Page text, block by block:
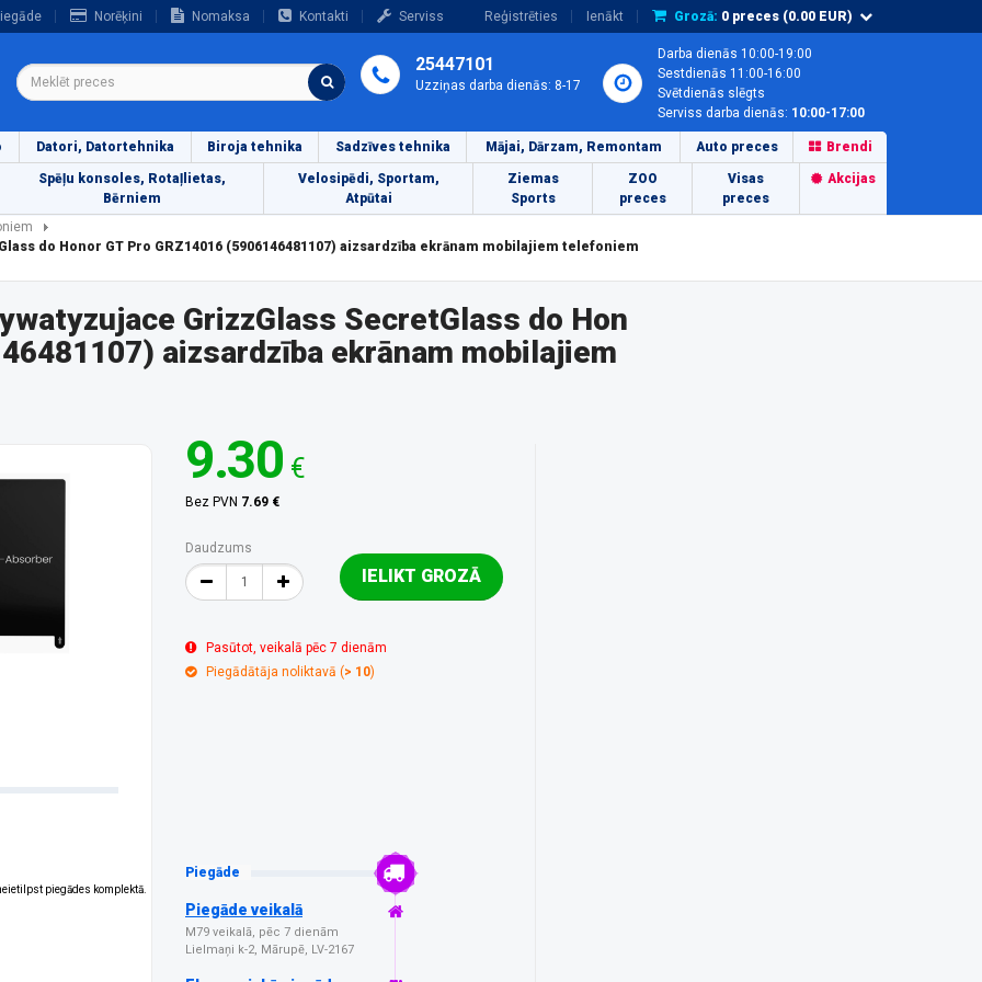
Norēķini Nomaksa Kontakti Serviss Reģistrēties Ienākt Grozā: 0 preces (0.00 EUR)
25447101
Uzziņas darba dienās: 8-17
Darba dienās 10:00-19:00
Sestdienās 11:00-16:00
Svētdienās slēgts
Serviss darba dienās: 10:00-17:00
Datori, Datortehnika Biroja tehnika Sadzīves tehnika Mājai, Dārzam, Remontam Auto preces Brendi
Spēļu konsoles, Rotaļlietas,
Bērniem
Velosipēdi, Sportam,
Atpūtai
Ziemas
Sports
ZOO
preces
Visas
preces
Akcijas
do Honor GT Pro GRZ14016 (5906146481107) aizsardzība ekrānam mobilajiem telefoniem
GrizzGlass SecretGlass do Hon
aizsardzība ekrānam mobilajiem
piegādes komplektā.
9.30 €
Bez PVN 7.69 €
Daudzums
IELIKT GROZĀ
Pasūtot, veikalā pēc 7 dienām
Piegādātāja noliktavā (> 10)
Piegāde
Piegāde veikalā
M79 veikalā, pēc 7 dienām
Lielmaņi k-2, Mārupē, LV-2167